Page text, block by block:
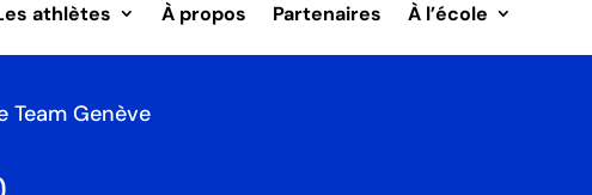
athlètes À propos Partenaires À l’école
Villars-sur-Ollon
Team Genève